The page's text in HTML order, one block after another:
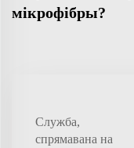
мікрофібры?
Служба,
спрямавана на